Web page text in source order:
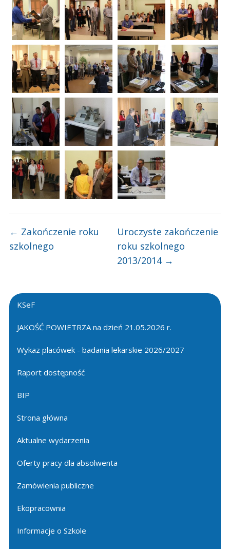
KSeF
JAKOŚĆ POWIETRZA na dzień 21.05.2026 r.
Wykaz placówek - badania lekarskie 2026/2027
Raport dostępność
BIP
Strona główna
Aktualne wydarzenia
Oferty pracy dla absolwenta
Zamówienia publiczne
Ekopracownia
Informacje o Szkole
← Zakończenie roku
szkolnego
Uroczyste zakończenie
roku szkolnego
2013/2014 →